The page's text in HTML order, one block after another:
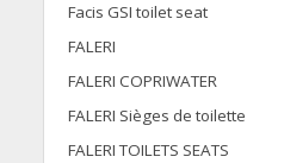
Facis GSI toilet seat
FALERI
FALERI COPRIWATER
FALERI Sièges de toilette
FALERI TOILETS SEATS